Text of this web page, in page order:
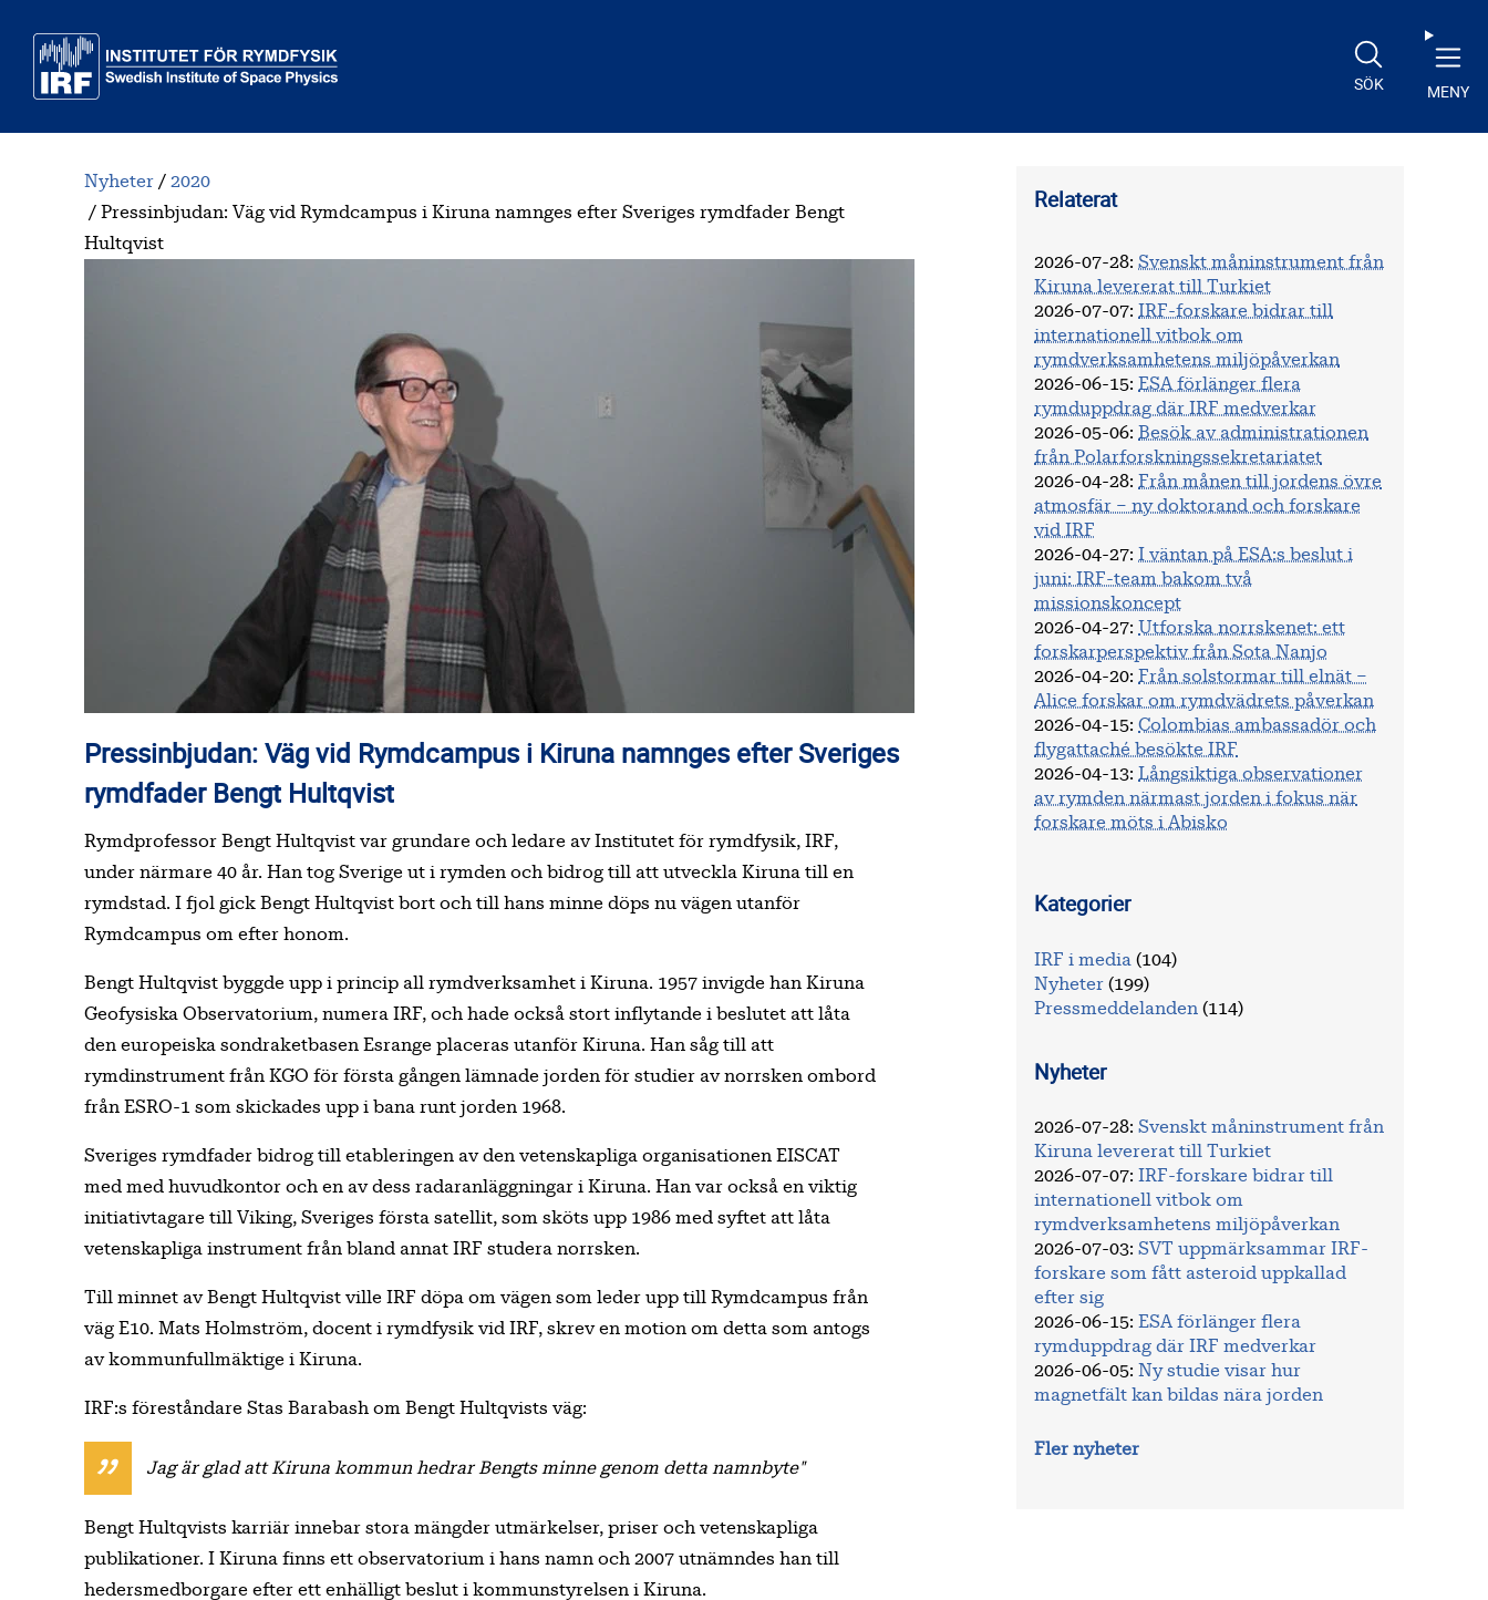
SÖK MENY
Nyheter
2020
Pressinbjudan: Väg vid Rymdcampus i Kiruna namnges efter Sveriges rymdfader Bengt
Hultqvist
Pressinbjudan: Väg vid Rymdcampus i Kiruna namnges efter Sveriges
rymdfader Bengt Hultqvist
Rymdprofessor Bengt Hultqvist var grundare och ledare av Institutet för rymdfysik, IRF,
under närmare 40 år. Han tog Sverige ut i rymden och bidrog till att utveckla Kiruna till en
rymdstad. I fjol gick Bengt Hultqvist bort och till hans minne döps nu vägen utanför
Rymdcampus om efter honom.
Bengt Hultqvist byggde upp i princip all rymdverksamhet i Kiruna. 1957 invigde han Kiruna
Geofysiska Observatorium, numera IRF, och hade också stort inflytande i beslutet att låta
den europeiska sondraketbasen Esrange placeras utanför Kiruna. Han såg till att
rymdinstrument från KGO för första gången lämnade jorden för studier av norrsken ombord
från ESRO-1 som skickades upp i bana runt jorden 1968.
Sveriges rymdfader bidrog till etableringen av den vetenskapliga organisationen EISCAT
med med huvudkontor och en av dess radaranläggningar i Kiruna. Han var också en viktig
initiativtagare till Viking, Sveriges första satellit, som sköts upp 1986 med syftet att låta
vetenskapliga instrument från bland annat IRF studera norrsken.
Till minnet av Bengt Hultqvist ville IRF döpa om vägen som leder upp till Rymdcampus från
väg E10. Mats Holmström, docent i rymdfysik vid IRF, skrev en motion om detta som antogs
av kommunfullmäktige i Kiruna.
IRF:s föreståndare Stas Barabash om Bengt Hultqvists väg:
Jag är glad att Kiruna kommun hedrar Bengts minne genom detta namnbyte"
Bengt Hultqvists karriär innebar stora mängder utmärkelser, priser och vetenskapliga
publikationer. I Kiruna finns ett observatorium i hans namn och 2007 utnämndes han till
hedersmedborgare efter ett enhälligt beslut i kommunstyrelsen i Kiruna.
Relaterat
2026-07-28: Svenskt måninstrument från
Kiruna levererat till Turkiet
2026-07-07:
IRF-forskare bidrar till
internationell vitbok om
rymdverksamhetens miljöpåverkan
2026-06-15: ESA förlänger flera
rymduppdrag där IRF medverkar
2026-05-06: Besök av administrationen
från Polarforskningssekretariatet
2026-04-28: Från månen till jordens övre
atmosfär – ny doktorand och forskare
vid IRF
2026-04-27:
I väntan på ESA:s beslut i
juni: IRF-team bakom två
missionskoncept
2026-04-27: Utforska norrskenet: ett
forskarperspektiv från Sota Nanjo
2026-04-20: Från solstormar till elnät –
Alice forskar om rymdvädrets påverkan
2026-04-15: Colombias ambassadör och
flygattaché besökte IRF
2026-04-13:
Långsiktiga observationer
av rymden närmast jorden i fokus när
forskare möts i Abisko
Kategorier
IRF i media (104)
Nyheter (199)
Pressmeddelanden (114)
Nyheter
2026-07-28: Svenskt måninstrument från
Kiruna levererat till Turkiet
2026-07-07:
IRF-forskare bidrar till
internationell vitbok om
rymdverksamhetens miljöpåverkan
2026-07-03: SVT uppmärksammar IRF-
forskare som fått asteroid uppkallad
efter sig
2026-06-15: ESA förlänger flera
rymduppdrag där IRF medverkar
2026-06-05: Ny studie visar hur
magnetfält kan bildas nära jorden
Fler nyheter